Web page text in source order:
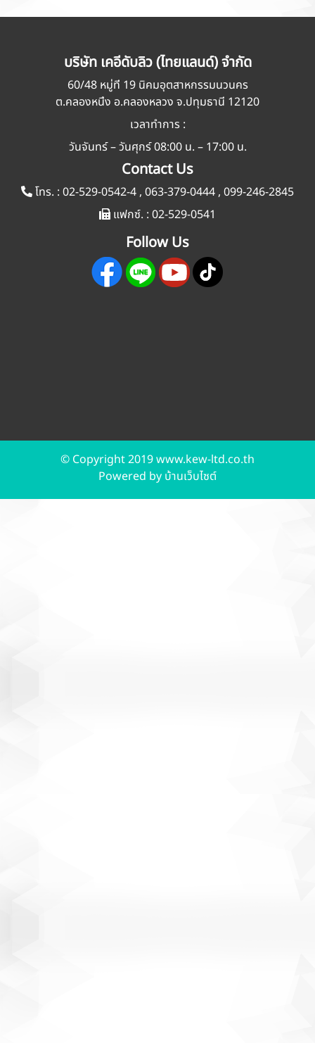
บริษัท เคอีดับลิว (ไทยแลนด์) จำกัด
60/48 หมู่ที่ 19 นิคมอุตสาหกรรมนวนคร
ต.คลองหนึ่ง อ.คลองหลวง จ.ปทุมธานี 12120
เวลาทำการ :
วันจันทร์ – วันศุกร์ 08:00 น. – 17:00 น.
Contact Us
โทร. : 02-529-0542-4 , 063-379-0444 , 099-246-2845
แฟกซ์. : 02-529-0541
Follow Us
© Copyright 2019 www.kew-ltd.co.th
Powered by บ้านเว็บไซต์